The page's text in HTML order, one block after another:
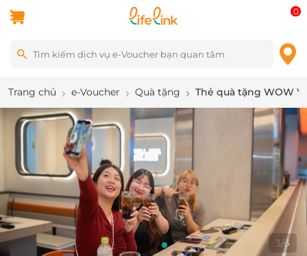
0
Trang chủ e-Voucher Quà tặng Thẻ quà tặng WOW
3/3